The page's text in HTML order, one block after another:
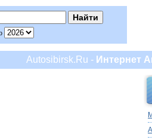
Autosibirsk.Ru - Интернет